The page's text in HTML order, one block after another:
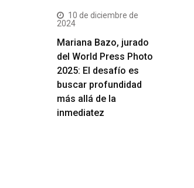
10 de diciembre de
2024
Mariana Bazo, jurado
del World Press Photo
2025: El desafío es
buscar profundidad
más allá de la
inmediatez